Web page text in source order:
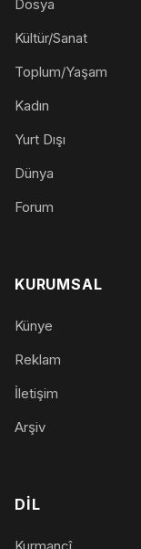
Dosya
Kültür/Sanat
Toplum/Yaşam
Kadın
Yurt Dışı
Dünya
Forum
KURUMSAL
Künye
Reklam
İletişim
Arşiv
DIL